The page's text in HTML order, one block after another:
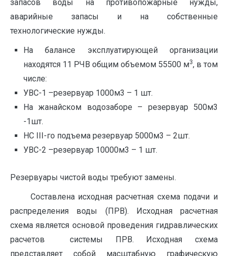
запасов воды на противопожарные нужды,
аварийные запасы и на собственные
технологические нужды.
На балансе эксплуатирующей организации
находятся 11 РЧВ общим объемом 55500 м3, в том
числе:
УВС-1 –резервуар 1000м3 – 1 шт.
На жанайском водозаборе – резервуар 500м3
-1шт.
НС III-го подъема резервуар 5000м3 – 2шт.
УВС-2 –резервуар 10000м3 – 1 шт.
Резервуары чистой воды требуют замены.
Составлена исходная расчетная схема подачи и
распределения воды (ПРВ). Исходная расчетная
схема является основой проведения гидравлических
расчетов системы ПРВ. Исходная схема
представляет собой масштабную графическую